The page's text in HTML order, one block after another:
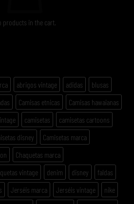
products in the cart.
abrigos vintage adidas
blusas
Camisas etnicas
Camisas hawaianas
camisetas
camisetas cartoons
disney
Camisetas marca
Chaquetas marca
vintage denim disney
faldas
Jerséis marca Jerséis vintage
nike